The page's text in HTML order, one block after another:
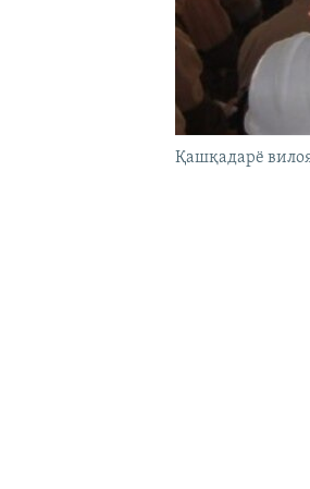
Қашқадарё